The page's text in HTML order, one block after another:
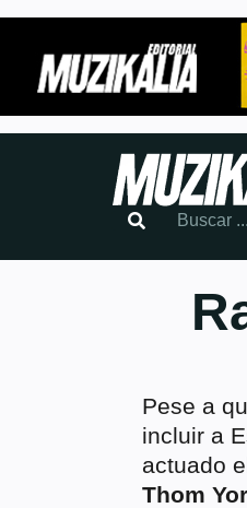
Pese a
incluir a
actuado
Thom